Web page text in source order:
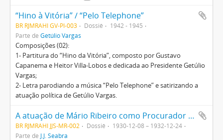
“Hino à Vitória” / “Pelo Telephone”
BR RJMRAHI GV-PI-003 Dossiê
1942 - 1945
Parte de Getúlio Vargas
Composições (02):
1- Partitura do “Hino da Vitória”, composto por Gustavo
Capanema e Heitor Villa-Lobos e dedicada ao Presidente Getúlio
Vargas;
2- Letra parodiando a música “Pelo Telephone” e satirizando a
atuação política de Getúlio Vargas.
A atuação de Mário Ribeiro como Procurador da República na Bahia
BR RJMRAHI JJS-MR-002 Dossiê
1930-12-08 – 1932-12-24
Parte de J.J. Seabra